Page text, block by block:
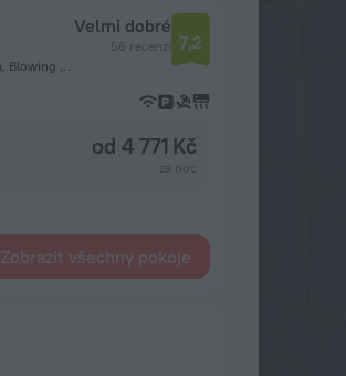
Sandy Ground, AI2640 Sandy Ground Village, Anguilla, Blowing Point
Velmi dobré
56 recenzí 7,2
od 4 771 Kč
Zobrazit všechny pokoje